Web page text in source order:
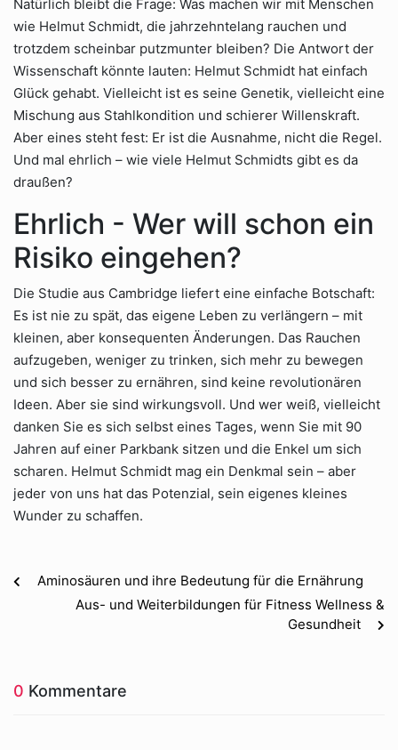
Natürlich bleibt die Frage: Was machen wir mit Menschen
wie Helmut Schmidt, die jahrzehntelang rauchen und
trotzdem scheinbar putzmunter bleiben? Die Antwort der
Wissenschaft könnte lauten: Helmut Schmidt hat einfach
Glück gehabt. Vielleicht ist es seine Genetik, vielleicht eine
Mischung aus Stahlkondition und schierer Willenskraft.
Aber eines steht fest: Er ist die Ausnahme, nicht die Regel.
Und mal ehrlich – wie viele Helmut Schmidts gibt es da
draußen?
Ehrlich - Wer will schon ein
Risiko eingehen?
Die Studie aus Cambridge liefert eine einfache Botschaft:
Es ist nie zu spät, das eigene Leben zu verlängern – mit
kleinen, aber konsequenten Änderungen. Das Rauchen
aufzugeben, weniger zu trinken, sich mehr zu bewegen
und sich besser zu ernähren, sind keine revolutionären
Ideen. Aber sie sind wirkungsvoll. Und wer weiß, vielleicht
danken Sie es sich selbst eines Tages, wenn Sie mit 90
Jahren auf einer Parkbank sitzen und die Enkel um sich
scharen. Helmut Schmidt mag ein Denkmal sein – aber
jeder von uns hat das Potenzial, sein eigenes kleines
Wunder zu schaffen.
Aminosäuren und ihre Bedeutung für die Ernährung
Aus- und Weiterbildungen für Fitness Wellness &
Gesundheit
0 Kommentare